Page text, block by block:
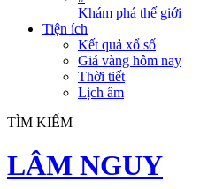
Khám phá thế giới
Tiện ích
Kết quả xổ số
Giá vàng hôm nay
Thời tiết
Lịch âm
TÌM KIẾM
LÂM NGUY